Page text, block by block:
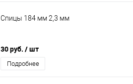
Спицы 184 мм 2,3 мм
30 руб. / шт
Подробнее